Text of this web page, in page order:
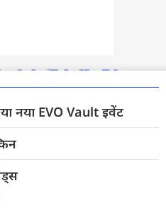
नया EVO Vault इवेंट